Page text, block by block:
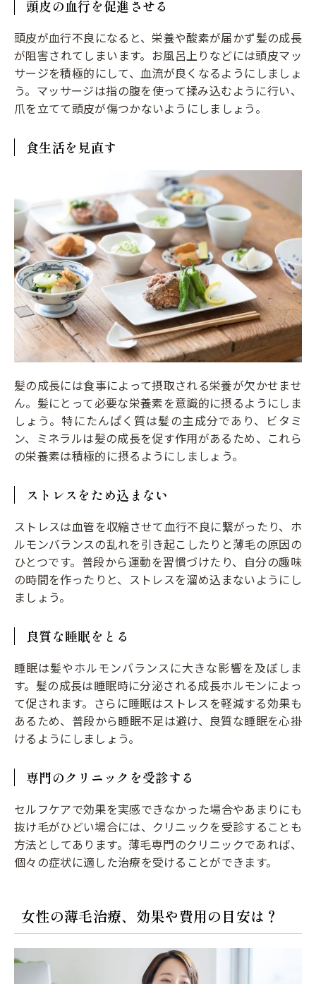
頭皮の血行を促進させる
頭皮が血行不良になると、栄養や酸素が届かず髪の成長
が阻害されてしまいます。お風呂上りなどには頭皮マッ
サージを積極的にして、血流が良くなるようにしましょ
う。マッサージは指の腹を使って揉み込むように行い、
爪を立てて頭皮が傷つかないようにしましょう。
食生活を見直す
髪の成長には食事によって摂取される栄養が欠かせませ
ん。髪にとって必要な栄養素を意識的に摂るようにしま
しょう。特にたんぱく質は髪の主成分であり、ビタミ
ン、ミネラルは髪の成長を促す作用があるため、これら
の栄養素は積極的に摂るようにしましょう。
ストレスをため込まない
ストレスは血管を収縮させて血行不良に繋がったり、ホ
ルモンバランスの乱れを引き起こしたりと薄毛の原因の
ひとつです。普段から運動を習慣づけたり、自分の趣味
の時間を作ったりと、ストレスを溜め込まないようにし
ましょう。
良質な睡眠をとる
睡眠は髪やホルモンバランスに大きな影響を及ぼしま
す。髪の成長は睡眠時に分泌される成長ホルモンによっ
て促されます。さらに睡眠はストレスを軽減する効果も
あるため、普段から睡眠不足は避け、良質な睡眠を心掛
けるようにしましょう。
専門のクリニックを受診する
セルフケアで効果を実感できなかった場合やあまりにも
抜け毛がひどい場合には、クリニックを受診することも
方法としてあります。薄毛専門のクリニックであれば、
個々の症状に適した治療を受けることができます。
女性の薄毛治療、効果や費用の目安は？